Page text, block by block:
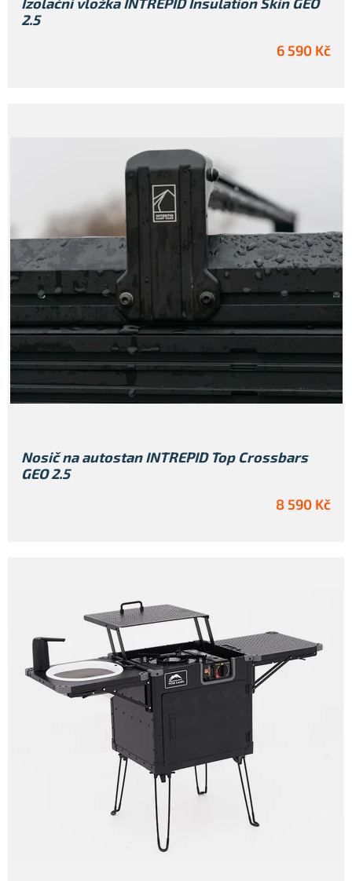
2.5
6 590 Kč
Nosič na autostan INTREPID Top Crossbars
GEO 2.5
8 590 Kč